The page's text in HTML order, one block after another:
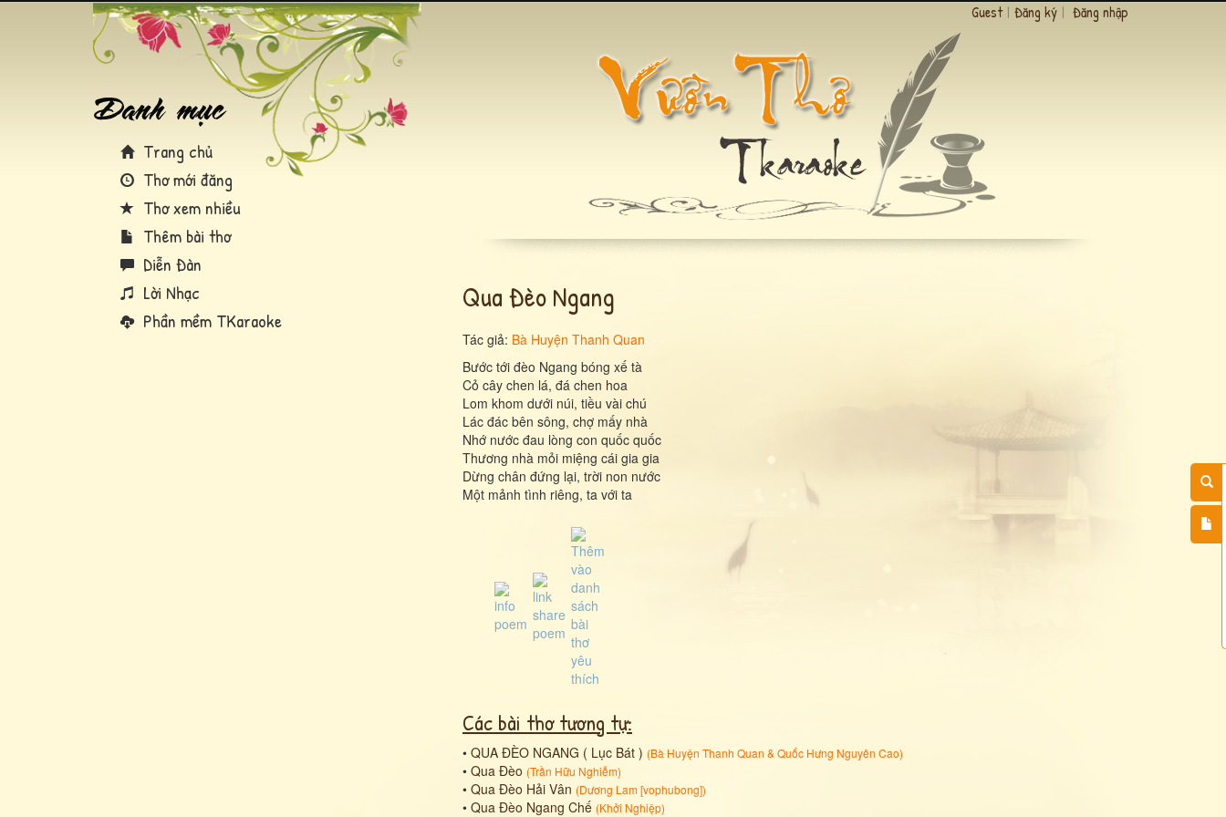
Trang chủ
Thơ mới đăng
Thơ xem nhiều
Thêm bài thơ
Diễn Đàn
Lời Nhạc
Phần mềm TKaraoke
Guest | Đăng ký | Đăng nhập
Qua Đèo Ngang
Tác giả: Bà Huyện Thanh Quan
Bước tới đèo Ngang bóng xế tà
Cỏ cây chen lá, đá chen hoa
Lom khom dưới núi, tiều vài chú
Lác đác bên sông, chợ mấy nhà
Nhớ nước đau lòng con quốc quốc
Thương nhà mỏi miệng cái gia gia
Dừng chân đứng lại, trời non nước
Một mảnh tình riêng, ta với ta
Các bài thơ tương tự:
• QUA ĐÈO NGANG ( Lục Bát ) (Bà Huyện Thanh Quan & Quốc Hưng Nguyên Cao)
• Qua Đèo (Trần Hữu Nghiễm)
• Qua Đèo Hải Vân (Dương Lam [vophubong])
• Qua Đèo Ngang Chế (Khởi Nghiệp)